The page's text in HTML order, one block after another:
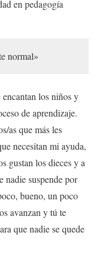
en pedagogía
normal»
los niños y
de aprendizaje.
as que más les
necesitan mi ayuda,
gustan los dieces y a
nadie suspende por
bueno, un poco
avanzan y tú te
que nadie se quede